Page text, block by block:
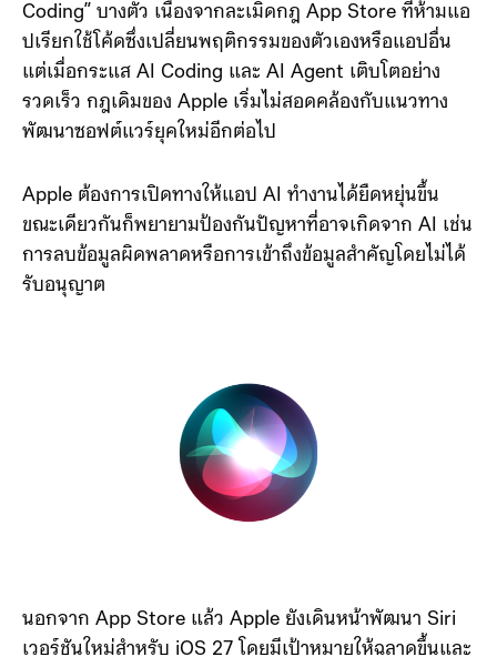
Coding” บางตัว เนื่องจากละเมิดกฎ App Store ที่ห้ามแอ
ปเรียกใช้โค้ดซึ่งเปลี่ยนพฤติกรรมของตัวเองหรือแอปอื่น
แต่เมื่อกระแส AI Coding และ AI Agent เติบโตอย่าง
รวดเร็ว กฎเดิมของ Apple เริ่มไม่สอดคล้องกับแนวทาง
พัฒนาซอฟต์แวร์ยุคใหม่อีกต่อไป
Apple ต้องการเปิดทางให้แอป AI ทำงานได้ยืดหยุ่นขึ้น
ขณะเดียวกันก็พยายามป้องกันปัญหาที่อาจเกิดจาก AI เช่น
การลบข้อมูลผิดพลาดหรือการเข้าถึงข้อมูลสำคัญโดยไม่ได้
รับอนุญาต
นอกจาก App Store แล้ว Apple ยังเดินหน้าพัฒนา Siri
เวอร์ชันใหม่สำหรับ iOS 27 โดยมีเป้าหมายให้ฉลาดขึ้นและ